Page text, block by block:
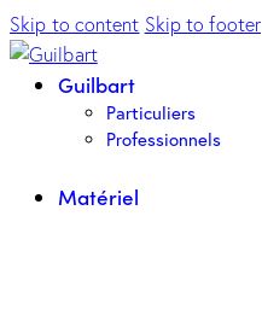
Skip to content Skip to footer
Guilbart
Particuliers
Professionnels
Matériel